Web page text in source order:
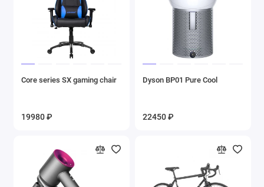
Core series SX gaming chair
19980 ₽
Dyson BP01 Pure Cool
22450 ₽